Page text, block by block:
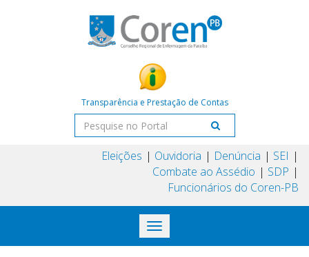
Transparência e Prestação de Contas
Eleições Ouvidoria Denúncia
SEI
Combate ao Assédio
SDP
Funcionários do Coren-PB
Toggle
navigation